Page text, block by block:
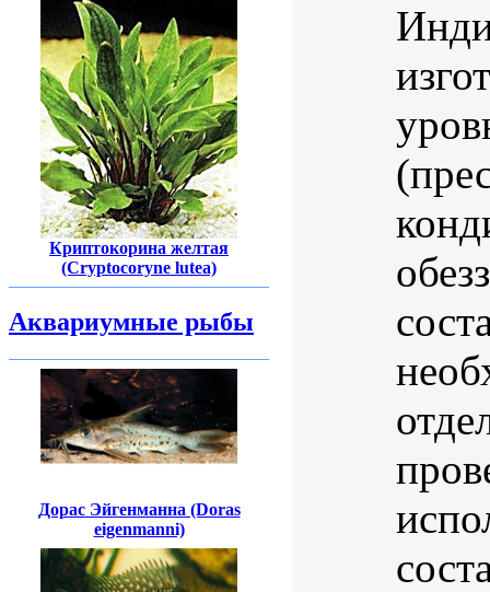
Криптокорина желтая
(Cryptocoryne lutea)
Аквариумные рыбы
Дорас Эйгенманна (Doras
eigenmanni)